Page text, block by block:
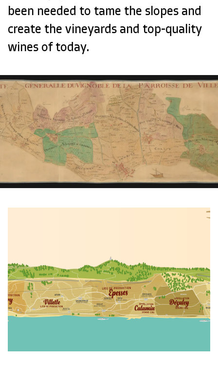
been needed to tame the slopes and
create the vineyards and top-quality
wines of today.